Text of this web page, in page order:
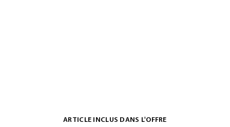
ARTICLE INCLUS DANS L'OFFRE